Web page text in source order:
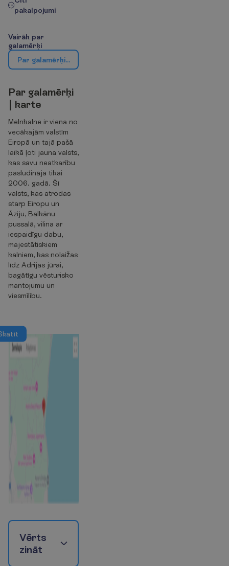
pakalpojumi
Vairāk par
galamērķi
Par galamērķi |
Par galamērķi
karte
Melnkalne ir viena no
vecākajām valstīm
Eiropā un tajā pašā
laikā ļoti jauna valsts,
kas savu neatkarību
pasludināja tikai
2006. gadā. Šī
valsts, kas atrodas
starp Eiropu un
Āziju, Balkānu
pussalā, vilina ar
iespaidīgu dabu,
majestātiskiem
kalniem, kas nolaižas
līdz Adrijas jūrai,
bagātīgu vēsturisko
mantojumu un
viesmīlību.
katīt
Vērts
zināt